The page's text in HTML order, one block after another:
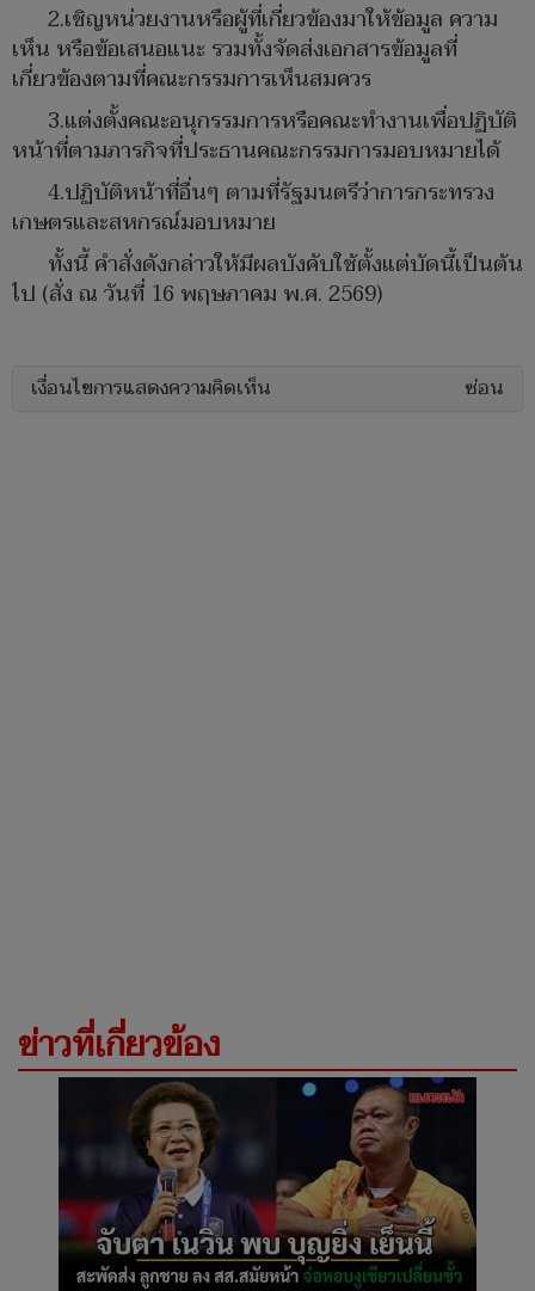
2.เชิญหน่วยงานหรือผู้ที่เกี่ยวข้องมาให้ข้อมูล ความ
เห็น หรือข้อเสนอแนะ รวมทั้งจัดส่งเอกสารข้อมูลที่
เกี่ยวข้องตามที่คณะกรรมการเห็นสมควร
​3.แต่งตั้งคณะอนุกรรมการหรือคณะทำงานเพื่อปฏิบัติ
หน้าที่ตามภารกิจที่ประธานคณะกรรมการมอบหมายได้
4.ปฏิบัติหน้าที่อื่นๆ ตามที่รัฐมนตรีว่าการกระทรวง
เกษตรและสหกรณ์มอบหมาย
​ทั้งนี้ คำสั่งดังกล่าวให้มีผลบังคับใช้ตั้งแต่บัดนี้เป็นต้น
ไป (สั่ง ณ วันที่ 16 พฤษภาคม พ.ศ. 2569)
เงื่อนไขการแสดงความคิดเห็น ซ่อน
ข่าวที่เกี่ยวข้อง